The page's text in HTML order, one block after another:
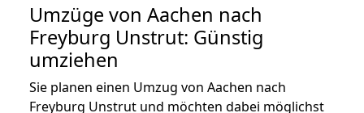
Umzüge von Aachen nach
Freyburg Unstrut: Günstig
umziehen
Sie planen einen Umzug von Aachen nach
Freyburg Unstrut und möchten dabei möglichst